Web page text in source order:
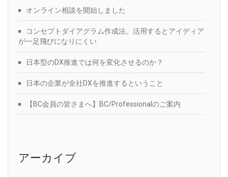
オンライン相談を開始しました
コンセプトダイアグラム作成法。活用するとアイディア
が一足飛びになりにくい
日本型のDX推進では何を変化させるのか？
日本の企業が全社DXを推進するということ
【BC会員の皆さまへ】BC/Professionalのご案内
アーカイブ